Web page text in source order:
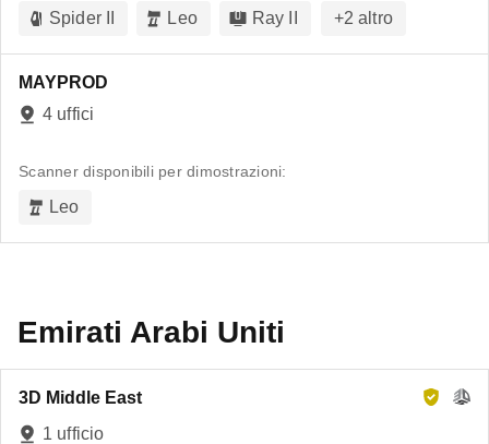
Spider II Leo Ray II +2 altro
MAYPROD
4 uffici
Scanner disponibili per dimostrazioni:
Leo
Emirati Arabi Uniti
3D Middle East
1 ufficio